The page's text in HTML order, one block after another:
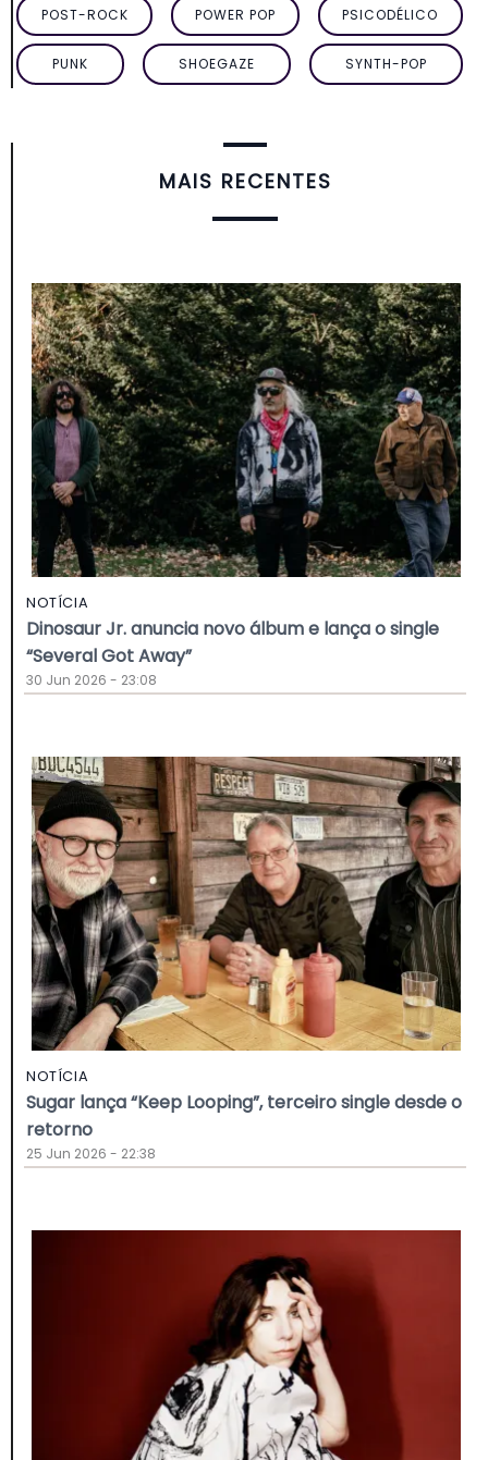
POST-ROCK POWER POP PSICODÉLICO
PUNK SHOEGAZE SYNTH-POP
MAIS RECENTES
NOTÍCIA
Dinosaur Jr. anuncia novo álbum e lança o single
“Several Got Away”
30 Jun 2026 - 23:08
NOTÍCIA
Sugar lança “Keep Looping”, terceiro single desde o
retorno
25 Jun 2026 - 22:38